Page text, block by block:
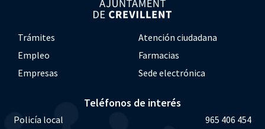
Trámites
Atención ciudadana
Empleo
Farmacias
Empresas
Sede electrónica
Teléfonos de interés
Policía local
965 406 454